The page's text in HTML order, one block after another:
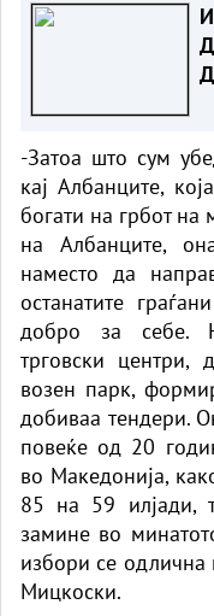
-Затоа што сум
кај Албанците,
богати на грбот на
на Албанците,
наместо да
останатите
добро за себе.
трговски центри,
возен парк,
добиваа тендери.
повеќе од 20
во Македонија,
85 на 59 илјади,
замине во
избори се одлична
Мицкоски.